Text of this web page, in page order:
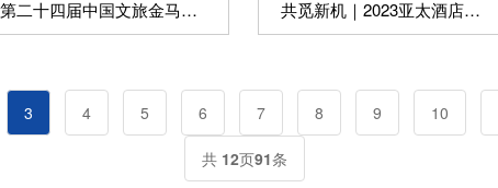
第二十四届中国文旅金马奖鹏城揭晓 共觅新机｜2023亚太酒店与地产合作论坛沪上谢幕
3 4 5 6 7 8 9 10
共 12页91条